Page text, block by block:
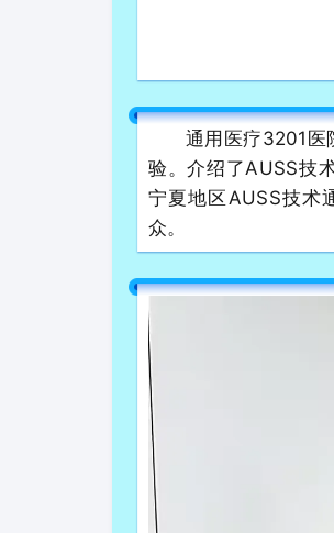
通用医疗3201医
验。介绍了AUSS技
宁夏地区AUSS技术
众。